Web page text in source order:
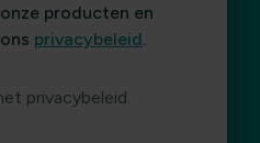
producten en
privacybeleid.
privacybeleid.